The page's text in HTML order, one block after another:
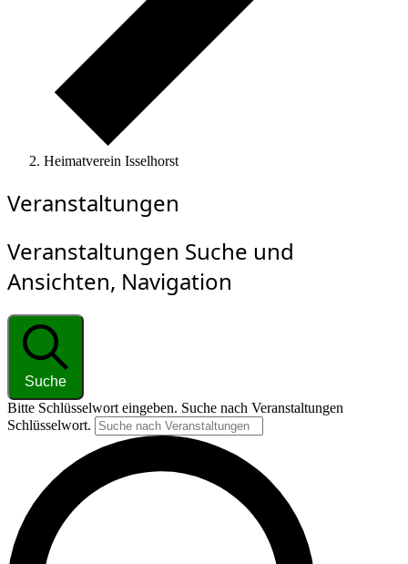
Heimatverein Isselhorst
Veranstaltungen
Veranstaltungen Suche und
Ansichten, Navigation
Suche
Bitte Schlüsselwort eingeben. Suche nach Veranstaltungen
Schlüsselwort.